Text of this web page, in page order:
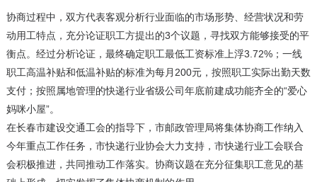
协商过程中，双方代表客观分析行业面临的市场形势、经营状况和劳
动用工特点，充分论证职工方提出的3个议题，寻找双方能够接受的平
衡点。经过分析论证，最终确定职工最低工资标准上浮3.72%；一线
职工高温补贴和低温补贴的标准为每月200元，按照职工实际出勤天数
支付；按照属地管理的快递行业省级公司年底前建成功能齐全的“爱心
妈咪小屋”。
在长春市建设交通工会的指导下，市邮政管理局将集体协商工作纳入
今年重点工作任务，市快递行业协会大力支持，市快递行业工会联合
会积极推进，共同推动工作落实。协商议题在充分征集职工意见的基